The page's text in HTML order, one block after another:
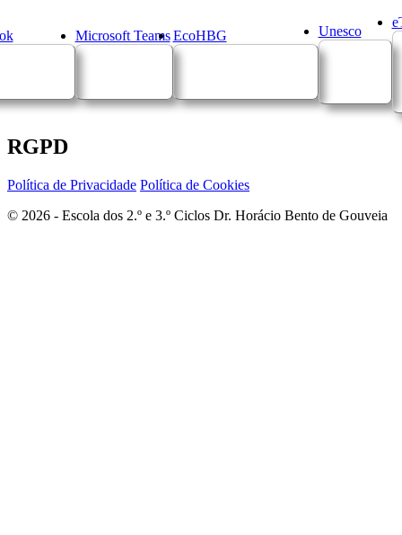
Microsoft Teams EcoHBG Unesco
RGPD
Política de Privacidade Política de Cookies
© 2026 - Escola dos 2.º e 3.º Ciclos Dr. Horácio Bento de Gouveia